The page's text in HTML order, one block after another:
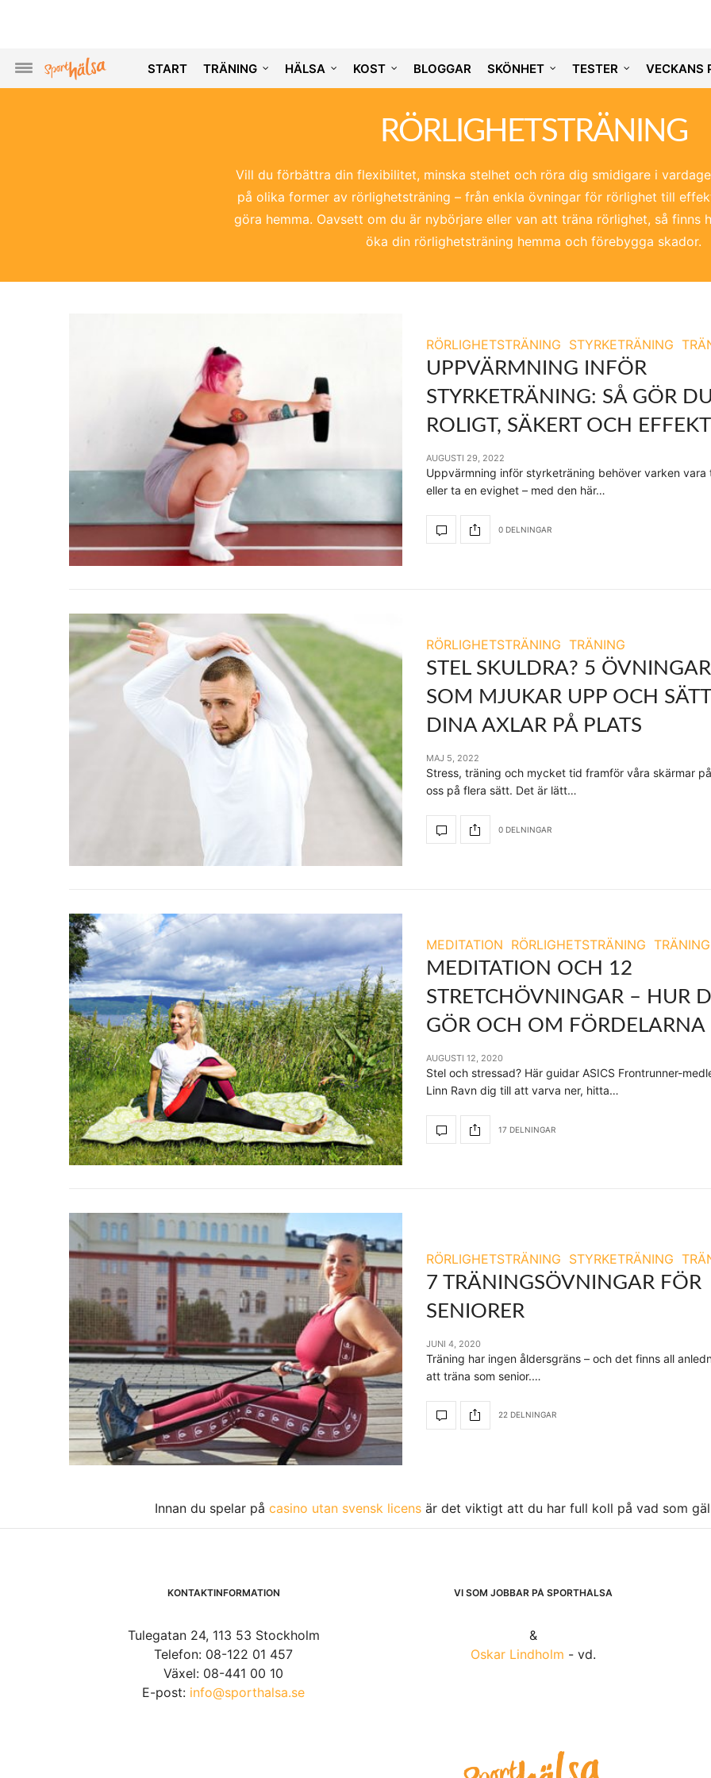
START TRÄNING HÄLSA KOST BLOGGAR SKÖNHET TESTER VECKANS
RÖRLIGHETSTRÄNING
Vill du förbättra din flexibilitet, minska stelhet och röra dig smidigare i
på olika former av rörlighetsträning – från enkla övningar för rörlighet till
göra hemma. Oavsett om du är nybörjare eller van att träna rörlighet, så finns
öka din rörlighetsträning hemma och förebygga skador.
RÖRLIGHETSTRÄNING STYRKETRÄNING
UPPVÄRMNING INFÖR
STYRKETRÄNING: SÅ GÖR
ROLIGT, SÄKERT OCH
AUGUSTI 29, 2022
Uppvärmning inför styrketräning behöver varken vara
eller ta en evighet – med den här…
0 DELNINGAR
RÖRLIGHETSTRÄNING TRÄNING
STEL SKULDRA? 5 ÖVNINGAR
SOM MJUKAR UPP OCH
DINA AXLAR PÅ PLATS
MAJ 5, 2022
Stress, träning och mycket tid framför våra skärmar
oss på flera sätt. Det är lätt…
0 DELNINGAR
MEDITATION RÖRLIGHETSTRÄNING TRÄNING
MEDITATION OCH 12
STRETCHÖVNINGAR – HUR
GÖR OCH OM FÖRDELARNA
AUGUSTI 12, 2020
Stel och stressad? Här guidar ASICS Frontrunner-
Linn Ravn dig till att varva ner, hitta…
17 DELNINGAR
RÖRLIGHETSTRÄNING STYRKETRÄNING
7 TRÄNINGSÖVNINGAR FÖR
SENIORER
JUNI 4, 2020
Träning har ingen åldersgräns – och det finns all
att träna som senior.…
22 DELNINGAR
Innan du spelar på casino utan svensk licens är det viktigt att du har full koll på vad som
KONTAKTINFORMATION
Tulegatan 24, 113 53 Stockholm
Telefon: 08-122 01 457
Växel: 08-441 00 10
E-post: info@sporthalsa.se
VI SOM JOBBAR PÅ SPORTHÄLSA
&
Oskar Lindholm - vd.